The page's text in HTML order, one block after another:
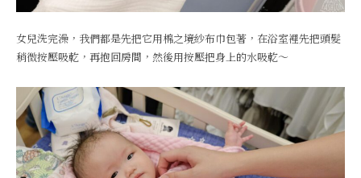
女兒洗完澡，我們都是先把它用棉之境紗布巾包著，在浴室裡先把頭髮
稍微按壓吸乾，再抱回房間，然後用按壓把身上的水吸乾～